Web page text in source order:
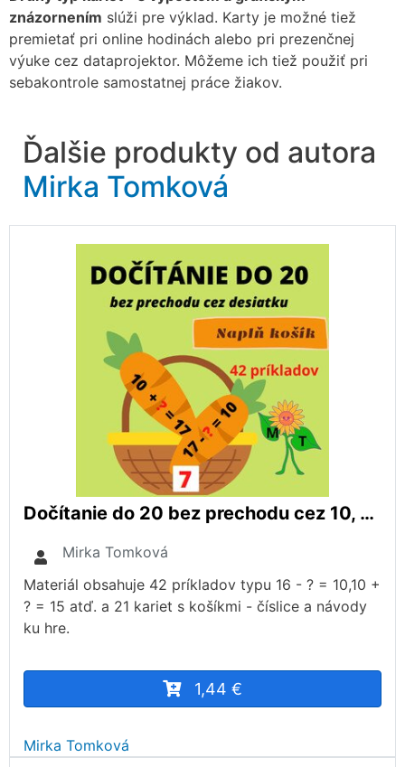
znázornením slúži pre výklad. Karty je možné tiež
premietať pri online hodinách alebo pri prezenčnej
výuke cez dataprojektor. Môžeme ich tiež použiť pri
sebakontrole samostatnej práce žiakov.
Ďalšie produkty od autora
Mirka Tomková
Dočítanie do 20 bez prechodu cez 10, Hra Naplň košík
Mirka Tomková
Materiál obsahuje 42 príkladov typu 16 - ? = 10,10 +
? = 15 atď. a 21 kariet s košíkmi - číslice a návody
ku hre.
1,44 €
Mirka Tomková